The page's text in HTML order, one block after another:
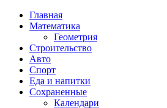
Главная
Математика
Геометрия
Строительство
Авто
Спорт
Еда и напитки
Сохраненные
Календари